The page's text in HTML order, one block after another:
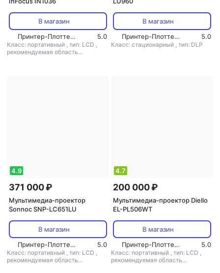
В магазин
Принтер-Плоттер.ру
5.0
Класс: портативный , тип: LCD ,
рекомендуемая область
В магазин
Принтер-Плоттер.ру
5.0
Класс: стационарный , тип: DLP
4.9
371 000 ₽
Мультимедиа-проектор
Sonnoc SNP-LC651LU
В магазин
Принтер-Плоттер.ру
5.0
Класс: портативный , тип: LCD ,
рекомендуемая область
4.7
200 000 ₽
Мультимедиа-проектор Diello
EL-PL506WT
В магазин
Принтер-Плоттер.ру
5.0
Класс: портативный , тип: LCD ,
рекомендуемая область